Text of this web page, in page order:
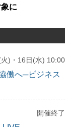
に
)・16日(水) 10:00
働へ─ビジネス
開催終了